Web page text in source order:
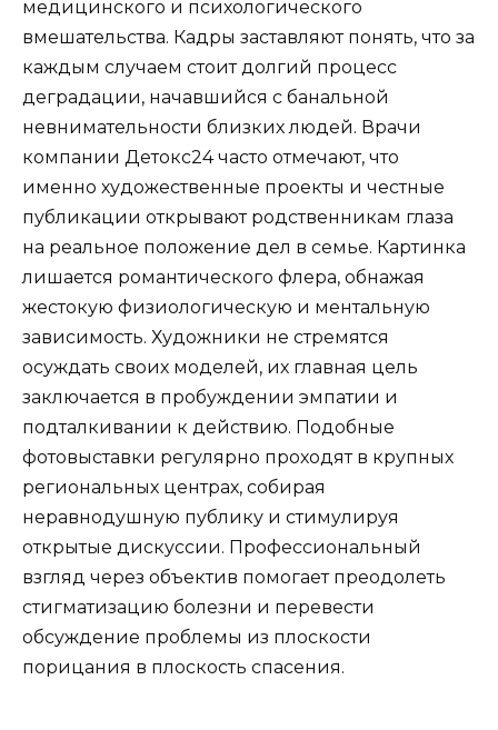
медицинского и психологического
вмешательства. Кадры заставляют понять, что за
каждым случаем стоит долгий процесс
деградации, начавшийся с банальной
невнимательности близких людей. Врачи
компании Детокс24 часто отмечают, что
именно художественные проекты и честные
публикации открывают родственникам глаза
на реальное положение дел в семье. Картинка
лишается романтического флера, обнажая
жестокую физиологическую и ментальную
зависимость. Художники не стремятся
осуждать своих моделей, их главная цель
заключается в пробуждении эмпатии и
подталкивании к действию. Подобные
фотовыставки регулярно проходят в крупных
региональных центрах, собирая
неравнодушную публику и стимулируя
открытые дискуссии. Профессиональный
взгляд через объектив помогает преодолеть
стигматизацию болезни и перевести
обсуждение проблемы из плоскости
порицания в плоскость спасения.